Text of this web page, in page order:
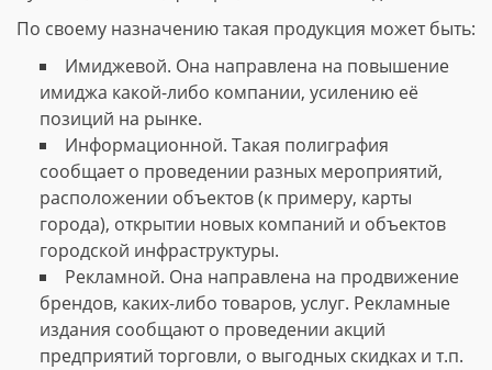
По своему назначению такая продукция может быть:
Имиджевой. Она направлена на повышение
имиджа какой-либо компании, усилению её
позиций на рынке.
Информационной. Такая полиграфия
сообщает о проведении разных мероприятий,
расположении объектов (к примеру, карты
города), открытии новых компаний и объектов
городской инфраструктуры.
Рекламной. Она направлена на продвижение
брендов, каких-либо товаров, услуг. Рекламные
издания сообщают о проведении акций
предприятий торговли, о выгодных скидках и т.п.